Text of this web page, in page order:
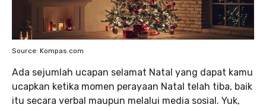
Source: Kompas.com
Ada sejumlah ucapan selamat Natal yang dapat kamu
ucapkan ketika momen perayaan Natal telah tiba, baik
itu secara verbal maupun melalui media sosial. Yuk,